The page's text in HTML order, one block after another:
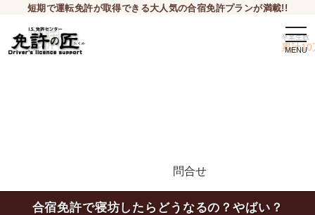
短期で運転免許が取得できる大人気の合宿免許プランが満載!!
卒業生数
累計10
問合せ
合宿免許で寝坊したらどうなるの？やばい？